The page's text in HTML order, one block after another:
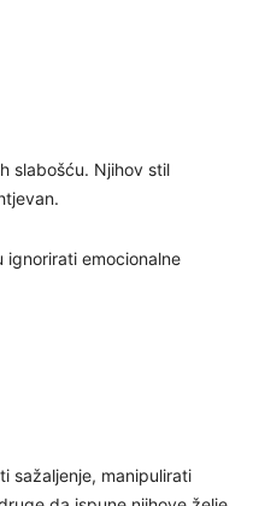
slabošću. Njihov stil
ignorirati emocionalne
sažaljenje, manipulirati